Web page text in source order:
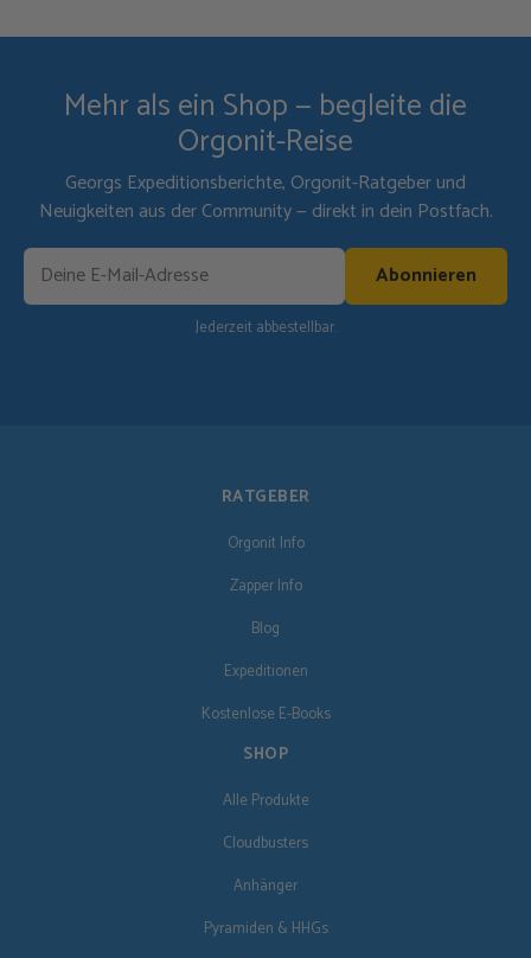
Mehr als ein Shop — begleite die
Orgonit-Reise
Georgs Expeditionsberichte, Orgonit-Ratgeber und
Neuigkeiten aus der Community — direkt in dein Postfach.
Abonnieren
Jederzeit abbestellbar.
RATGEBER
Orgonit Info
Zapper Info
Blog
Expeditionen
Kostenlose E-Books
SHOP
Alle Produkte
Cloudbusters
Anhänger
Pyramiden & HHGs